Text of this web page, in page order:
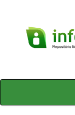
Skip